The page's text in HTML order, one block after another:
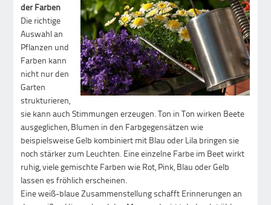
der Farben
Die richtige
Auswahl an
Pflanzen und
Farben kann
nicht nur den
Garten
strukturieren,
sie kann auch Stimmungen erzeugen. Ton in Ton wirken Beete
ausgeglichen, Blumen in den Farbgegensätzen wie
beispielsweise Gelb kombiniert mit Blau oder Lila bringen sie
noch stärker zum Leuchten. Eine einzelne Farbe im Beet wirkt
ruhig, viele gemischte Farben wie Rot, Pink, Blau oder Gelb
lassen es fröhlich erscheinen.
Eine weiß-blaue Zusammenstellung schafft Erinnerungen an